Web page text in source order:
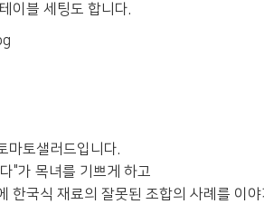
이블 세팅도 합니다.
마토샐러드입니다.
"가 목녀를 기쁘게 하고
한국식 재료의 잘못된 조합의 사례를 이